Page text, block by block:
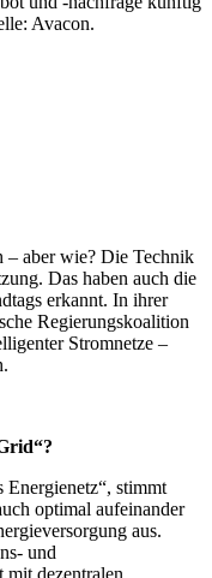
Avacon.
– aber wie? Die Technik
Das haben auch die
erkannt. In ihrer
Regierungskoalition
Stromnetze –
stimmt
optimal aufeinander
aus.
und
dezentralen